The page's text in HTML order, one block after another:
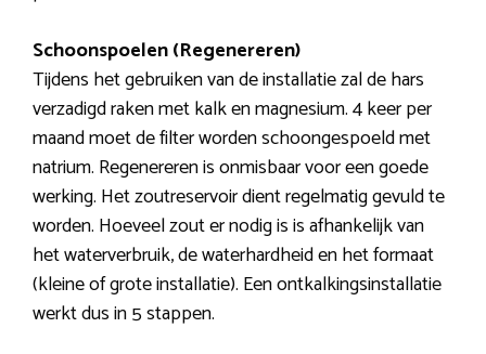
Schoonspoelen (Regenereren)
Tijdens het gebruiken van de installatie zal de hars
verzadigd raken met kalk en magnesium. 4 keer per
maand moet de filter worden schoongespoeld met
natrium. Regenereren is onmisbaar voor een goede
werking. Het zoutreservoir dient regelmatig gevuld te
worden. Hoeveel zout er nodig is is afhankelijk van
het waterverbruik, de waterhardheid en het formaat
(kleine of grote installatie). Een ontkalkingsinstallatie
werkt dus in 5 stappen.